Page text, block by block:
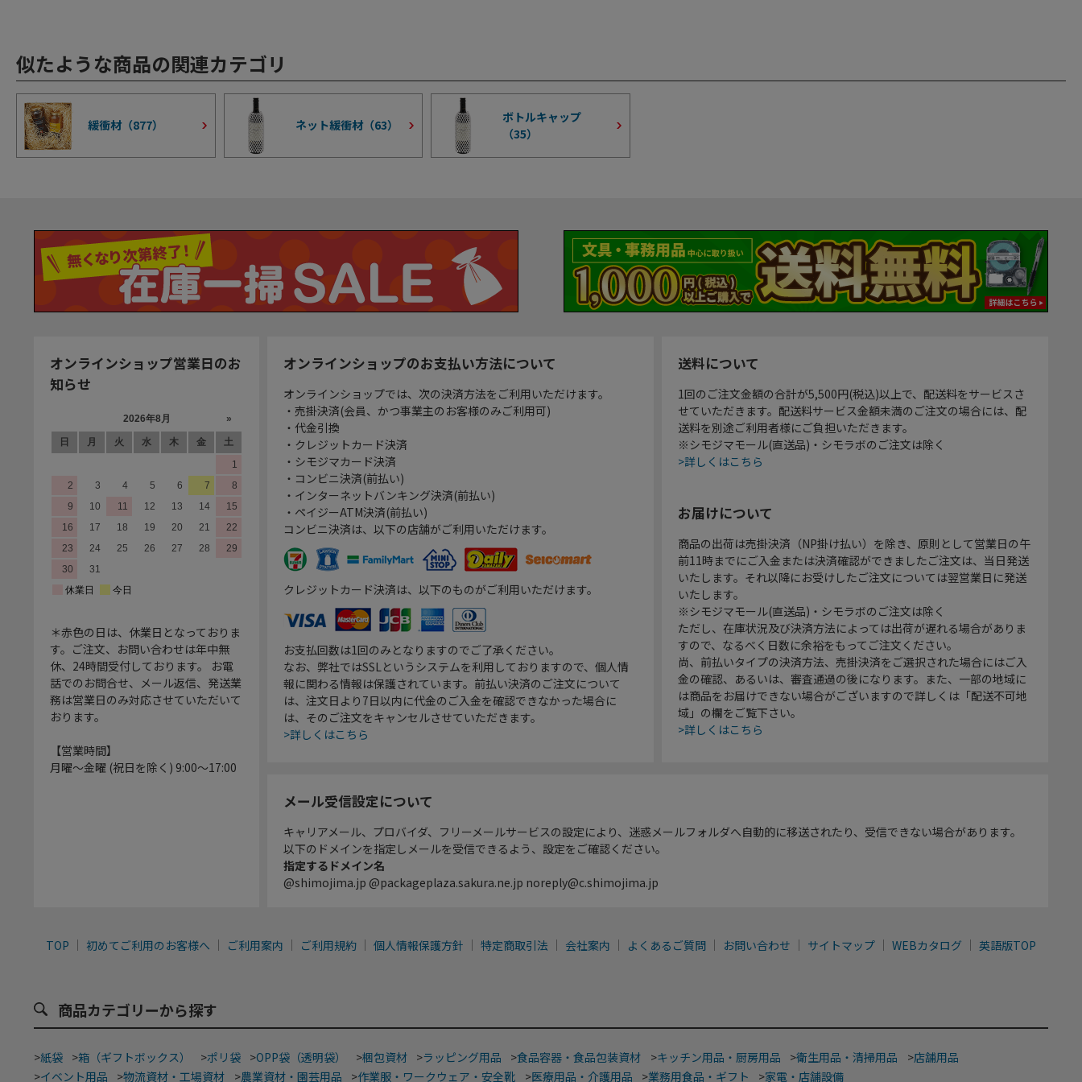
似たような商品の関連カテゴリ
緩衝材（877） ネット緩衝材（63）
ボトルキャップ
（35）
オンラインショップ営業日のお
知らせ
＊赤色の日は、休業日となっておりま
す。ご注文、お問い合わせは年中無
休、24時間受付しております。 お電
話でのお問合せ、メール返信、発送業
務は営業日のみ対応させていただいて
おります。
【営業時間】
月曜～金曜 (祝日を除く) 9:00～17:00
オンラインショップのお支払い方法について
オンラインショップでは、次の決済方法をご利用いただけます。
・売掛決済(会員、かつ事業主のお客様のみご利用可)
・代金引換
・クレジットカード決済
・シモジマカード決済
・コンビニ決済(前払い)
・インターネットバンキング決済(前払い)
・ペイジーATM決済(前払い)
コンビニ決済は、以下の店舗がご利用いただけます。
クレジットカード決済は、以下のものがご利用いただけます。
お支払回数は1回のみとなりますのでご了承ください。
なお、弊社ではSSLというシステムを利用しておりますので、個人情
報に関わる情報は保護されています。前払い決済のご注文について
は、注文日より7日以内に代金のご入金を確認できなかった場合に
は、そのご注文をキャンセルさせていただきます。
>詳しくはこちら
送料について
1回のご注文金額の合計が5,500円(税込)以上で、配送料をサービスさ
せていただきます。配送料サービス金額未満のご注文の場合には、配
送料を別途ご利用者様にご負担いただきます。
※シモジマモール(直送品)・シモラボのご注文は除く
>詳しくはこちら
お届けについて
商品の出荷は売掛決済（NP掛け払い）を除き、原則として営業日の午
前11時までにご入金または決済確認ができましたご注文は、当日発送
いたします。それ以降にお受けしたご注文については翌営業日に発送
いたします。
※シモジマモール(直送品)・シモラボのご注文は除く
ただし、在庫状況及び決済方法によっては出荷が遅れる場合がありま
すので、なるべく日数に余裕をもってご注文ください。
尚、前払いタイプの決済方法、売掛決済をご選択された場合にはご入
金の確認、あるいは、審査通過の後になります。また、一部の地域に
は商品をお届けできない場合がございますので詳しくは「配送不可地
域」の欄をご覧下さい。
>詳しくはこちら
メール受信設定について
キャリアメール、プロバイダ、フリーメールサービスの設定により、迷惑メールフォルダへ自動的に移送されたり、受信できない場合があります。
以下のドメインを指定しメールを受信できるよう、設定をご確認ください。
指定するドメイン名
@shimojima.jp @packageplaza.sakura.ne.jp noreply@c.shimojima.jp
TOP 初めてご利用のお客様へ ご利用案内 ご利用規約 個人情報保護方針 特定商取引法 会社案内 よくあるご質問 お問い合わせ サイトマップ WEBカタログ 英語版TOP
商品カテゴリーから探す
>紙袋 >箱（ギフトボックス） >ポリ袋 >OPP袋（透明袋） >梱包資材 >ラッピング用品 >食品容器・食品包装資材 >キッチン用品・厨房用品 >衛生用品・清掃用品 >店舗用品
>イベント用品 >物流資材・工場資材 >農業資材・園芸用品 >作業服・ワークウェア・安全靴 >医療用品・介護用品 >業務用食品・ギフト >家電・店舗設備